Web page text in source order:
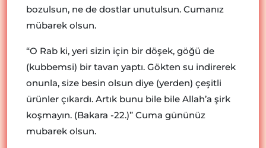
bozulsun, ne de dostlar unutulsun. Cumanız
mübarek olsun.
“O Rab ki, yeri sizin için bir döşek, göğü de
(kubbemsi) bir tavan yaptı. Gökten su indirerek
onunla, size besin olsun diye (yerden) çeşitli
ürünler çıkardı. Artık bunu bile bile Allah’a şirk
koşmayın. (Bakara -22.)” Cuma gününüz
mubarek olsun.